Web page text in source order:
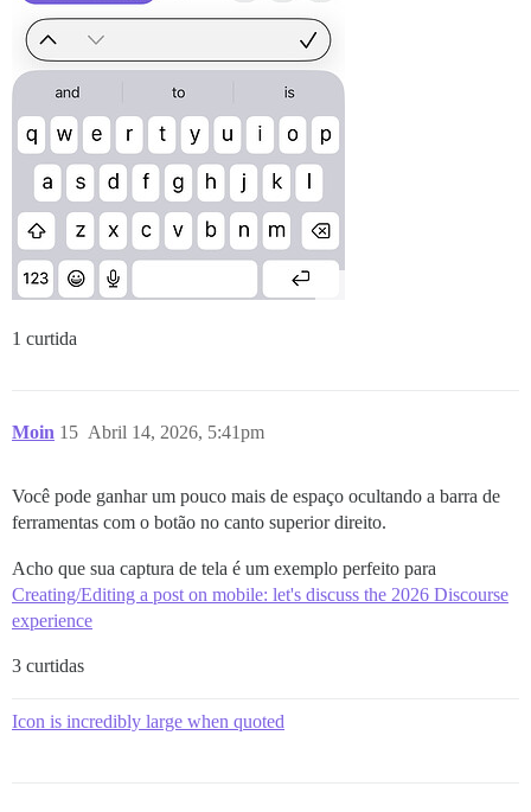
1 curtida
Moin Abril 14, 2026, 5:41pm
15
Você pode ganhar um pouco mais de espaço ocultando a barra de
ferramentas com o botão no canto superior direito.
Acho que sua captura de tela é um exemplo perfeito para
Creating/Editing a post on mobile: let's discuss the 2026 Discourse
experience
3 curtidas
Icon is incredibly large when quoted